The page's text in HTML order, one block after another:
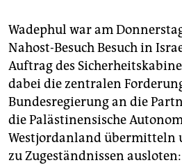
Wadephul war am
Nahost-Besuch Besuch in
Auftrag des
dabei die zentralen
Bundesregierung an die
die Palästinensische
Westjordanland übermitteln
zu Zugeständnissen